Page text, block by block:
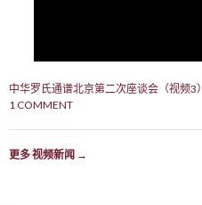
中华罗氏通谱北京第二次座谈会（视频3）
1 COMMENT
更多 视频新闻 →